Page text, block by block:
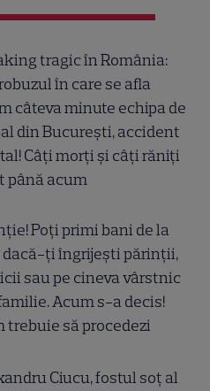
tragic în România:
în care se afla
câteva minute echipa de
din București, accident
Câți morți și câți răniți
până acum
Poți primi bani de la
dacă-ți îngrijești părinții,
sau pe cineva vârstnic
Acum s-a decis!
trebuie să procedezi
Ciucu, fostul soț al